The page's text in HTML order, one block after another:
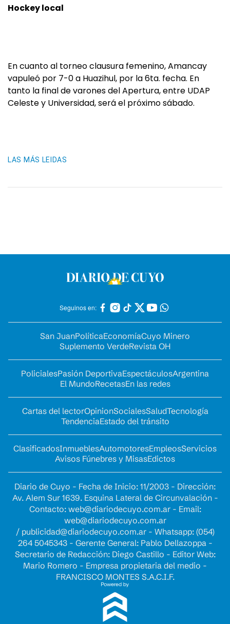
Hockey local
En cuanto al torneo clausura femenino, Amancay
vapuleó por 7-0 a Huazihul, por la 6ta. fecha. En
tanto la final de varones del Apertura, entre UDAP
Celeste y Universidad, será el próximo sábado.
LAS MÁS LEIDAS
Seguinos en:
San JuanPolíticaEconomíaCuyo Minero
Suplemento VerdeRevista OH
PolicialesPasión DeportivaEspectáculosArgentina
El MundoRecetasEn las redes
Cartas del lectorOpinionSocialesSaludTecnología
TendenciaEstado del tránsito
ClasificadosInmueblesAutomotoresEmpleosServicios
Avisos Fúnebres y MisasEdictos
Diario de Cuyo - Fecha de Inicio: 11/2003 - Dirección:
Av. Alem Sur 1639. Esquina Lateral de Circunvalación -
Contacto: web@diariodecuyo.com.ar- Email:
web@diariodecuyo.com.ar
/ publicidad@diariodecuyo.com.ar- Whatsapp: (054)
264 5045343 - Gerente General: Pablo Dellazoppa -
Secretario de Redacción: Diego Castillo - Editor Web:
Mario Romero - Empresa propietaria del medio -
FRANCISCO MONTES S.A.C.I.F.